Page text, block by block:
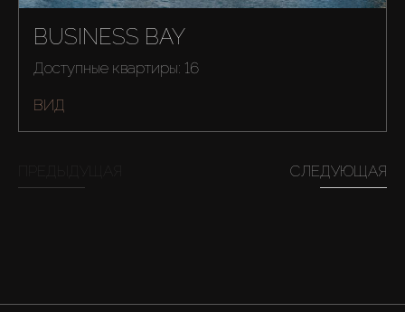
Аренда
Новостройки
BUSINESS BAY
Доступные квартиры: 16
ВИД
СЛЕДУЮЩАЯ